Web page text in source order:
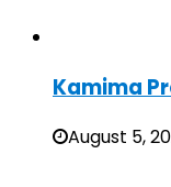
Kamima
August 5,